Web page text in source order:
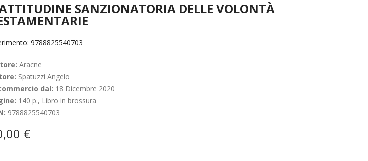
SANZIONATORIA DELLE VOLONTÀ
9788825540703
Aracne
Spatuzzi Angelo
dal: 18 Dicembre 2020
140 p., Libro in brossura
9788825540703
€